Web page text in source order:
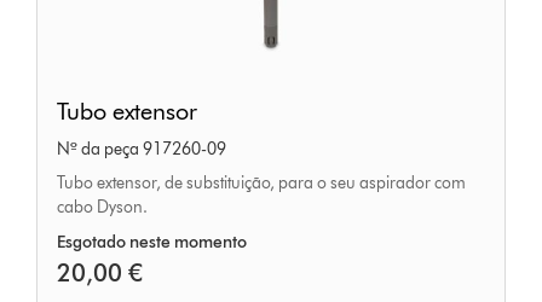
extensor
Tubo extensor
Nº da peça 917260-09
Tubo extensor, de substituição, para o seu aspirador com
cabo Dyson.
Esgotado neste momento
20,00 €